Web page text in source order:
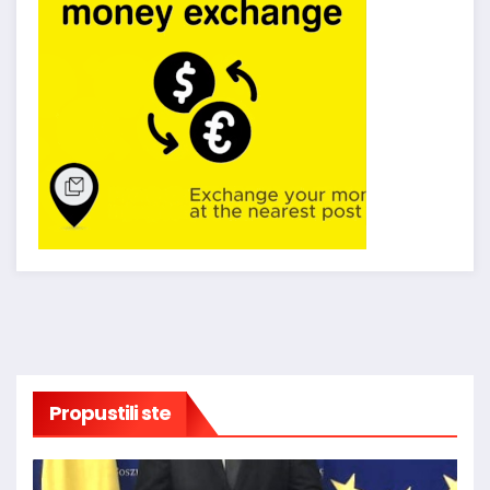
Propustili ste